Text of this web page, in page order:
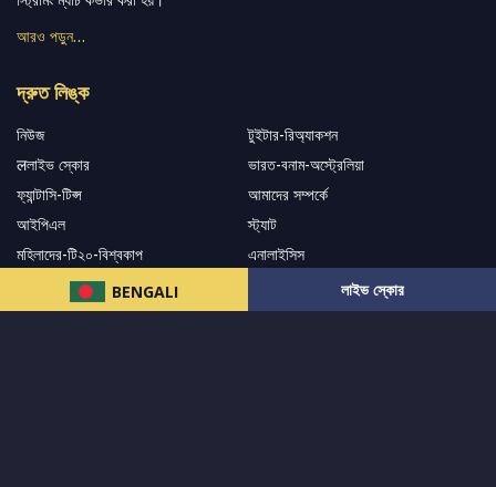
BENGALI লাইভ স্কোর
আরও পড়ুন…
দ্রুত লিঙ্ক
নিউজ
টুইটার-রিঅ্যাকশন
लলাইভ স্কোর
ভারত-বনাম-অস্ট্রেলিয়া
ফ্যান্টাসি-টিপ্স
আমাদের সম্পর্কে
আইপিএল
স্ট্যাট
মহিলাদের-টি২০-বিশ্বকাপ
এনালাইসিস